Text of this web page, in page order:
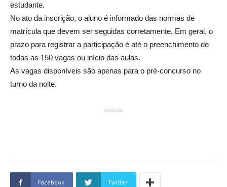
estudante.
No ato da inscrição, o aluno é informado das normas de
matrícula que devem ser seguidas corretamente. Em geral, o
prazo para registrar a participação é até o preenchimento de
todas as 150 vagas ou início das aulas.
As vagas disponíveis são apenas para o pré-concurso no
turno da noite.
Anúncio
Facebook Twitter